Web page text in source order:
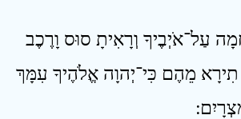
עַל־אֹיְבֶיךָ וְרָאִיתָ סוּס וָרֶכֶב
מֵהֶם כִּי־יְהוָה אֱלֹהֶיךָ עִמָּךְ
׃